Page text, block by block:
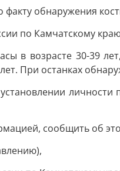
обнаружения
по Камчатскому
в возрасте 30-39
При останках
сообщить об